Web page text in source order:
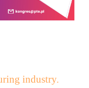
industry.